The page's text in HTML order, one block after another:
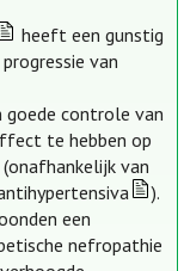
heeft een gunstig
van
controle van
te hebben op
van
).
een
nefropathie